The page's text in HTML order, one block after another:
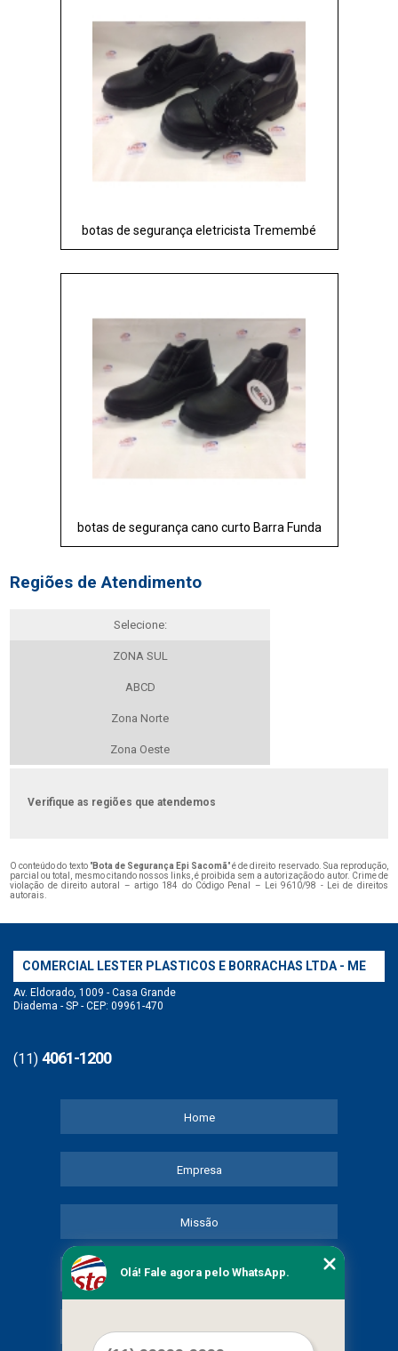
botas de segurança eletricista Tremembé
botas de segurança cano curto Barra Funda
Regiões de Atendimento
Selecione:
ZONA SUL
ABCD
Zona Norte
Zona Oeste
Verifique as regiões que atendemos
O conteúdo do texto "Bota de Segurança Epi Sacomã" é de direito reservado. Sua reprodução,
parcial ou total, mesmo citando nossos links, é proibida sem a autorização do autor. Crime de
violação de direito autoral – artigo 184 do Código Penal –
Lei 9610/98 - Lei de direitos
autorais
COMERCIAL LESTER PLASTICOS E BORRACHAS LTDA - ME
Av. Eldorado, 1009 - Casa Grande
Diadema - SP - CEP: 09961-470
(11) 4061-1200
Home
Empresa
Missão
Serviços
Olá! Fale agora pelo WhatsApp.